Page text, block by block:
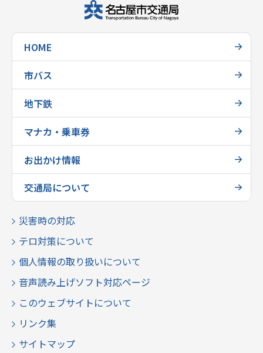
HOME
市バス
地下鉄
マナカ・乗車券
お出かけ情報
交通局について
災害時の対応
テロ対策について
個人情報の取り扱いについて
音声読み上げソフト対応ページ
このウェブサイトについて
リンク集
サイトマップ